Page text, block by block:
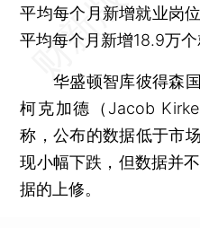
平均每个月新增就业岗
平均每个月新增18.9万个
华盛顿智库彼得森国
柯克加德（Jacob
称，公布的数据低于市
现小幅下跌，但数据并
据的上修。